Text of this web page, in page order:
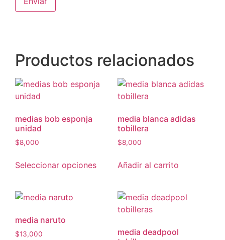
Productos relacionados
medias bob esponja
unidad
$8,000
Seleccionar opciones
media blanca adidas
tobillera
$8,000
Añadir al carrito
media naruto
$13,000
media deadpool